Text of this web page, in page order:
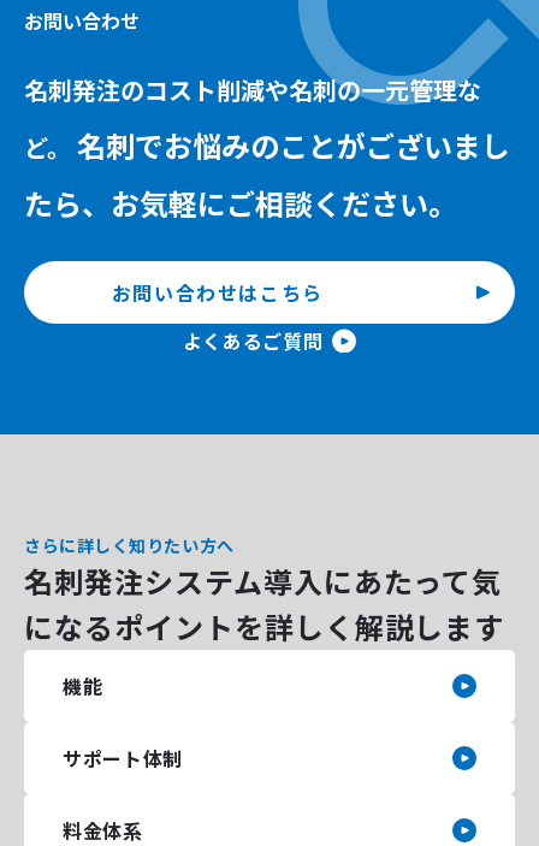
お問い合わせ
名刺発注のコスト削減や名刺の一元管理な
ど。
名刺でお悩みのことがございまし
たら、 お気軽にご相談ください。
お問い合わせはこちら
よくあるご質問
さらに詳しく知りたい方へ
名刺発注システム導入にあたって気
になるポイントを詳しく解説します
機能
サポート体制
料金体系